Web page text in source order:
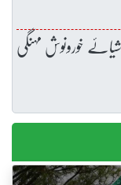
خورونوش مہنگی